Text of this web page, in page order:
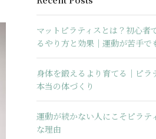
マットピラティスとは？初心者
るやり方と効果｜運動が苦手で
身体を鍛えるより育てる｜ピラ
本当の体づくり
運動が続かない人にこそピラテ
な理由